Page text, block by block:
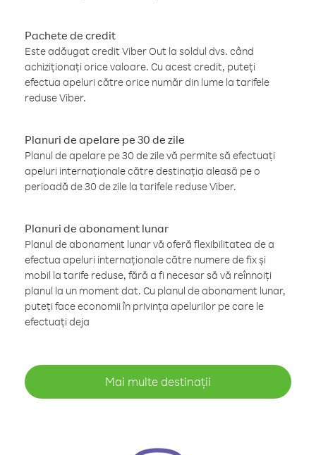
Pachete de credit
Este adăugat credit Viber Out la soldul dvs. când
achiziționați orice valoare. Cu acest credit, puteți
efectua apeluri către orice număr din lume la tarifele
reduse Viber.
Planuri de apelare pe 30 de zile
Planul de apelare pe 30 de zile vă permite să efectuați
apeluri internaționale către destinația aleasă pe o
perioadă de 30 de zile la tarifele reduse Viber.
Planuri de abonament lunar
Planul de abonament lunar vă oferă flexibilitatea de a
efectua apeluri internaționale către numere de fix și
mobil la tarife reduse, fără a fi necesar să vă reînnoiți
planul la un moment dat. Cu planul de abonament lunar,
puteți face economii în privința apelurilor pe care le
efectuați deja
Mai multe destinații